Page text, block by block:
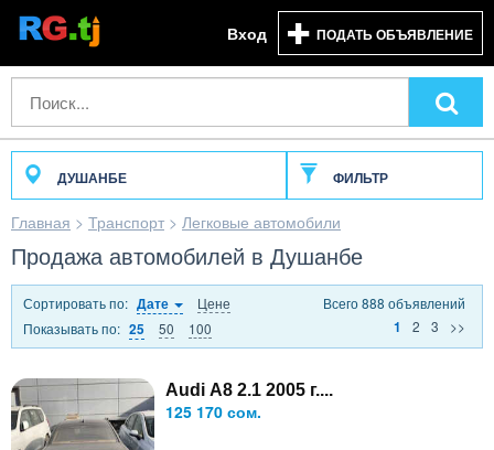
Вход ПОДАТЬ ОБЪЯВЛЕНИЕ
ДУШАНБЕ ФИЛЬТР
Главная > Транспорт > Легковые автомобили
Продажа автомобилей в Душанбе
Сортировать по: Дате
Цене
Показывать по: 25 50 100
Всего 888 объявлений
1
2 3 >>
Audi A8 2.1 2005 г....
125 170 сом.